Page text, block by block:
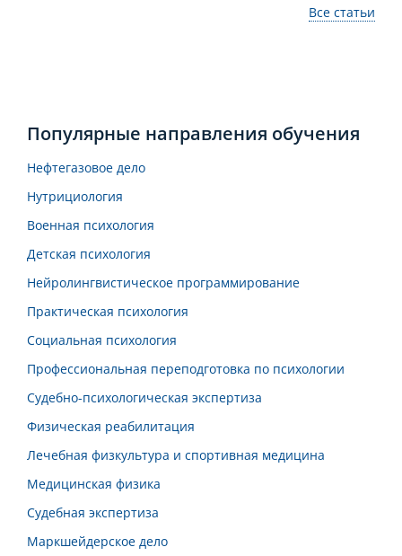
Все статьи
Популярные направления обучения
Нефтегазовое дело
Нутрициология
Военная психология
Детская психология
Нейролингвистическое программирование
Практическая психология
Социальная психология
Профессиональная переподготовка по психологии
Судебно-психологическая экспертиза
Физическая реабилитация
Лечебная физкультура и спортивная медицина
Медицинская физика
Судебная экспертиза
Маркшейдерское дело